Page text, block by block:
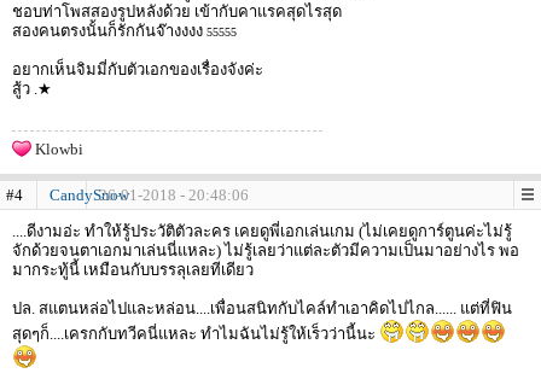
ชอบท่าโพสสองรูปหลังด้วย เข้ากับคาแรคสุดไรสุด
สองคนตรงนั้นก็รักกันจ๊างงงง 55555
อยากเห็นจิมมี่กับตัวเอกของเรื่องจังค่ะ
สู้ว .★
Klowbi
#4 CandySnow26-01-2018 - 20:48:06
....ดีงามอ่ะ ทำให้รู้ประวัติตัวละคร เคยดูพี่เอกเล่นเกม (ไม่เคยดูการ์ตูนค่ะไม่รู้
จักด้วยจนตาเอกมาเล่นนี่แหละ) ไม่รู้เลยว่าแต่ละตัวมีความเป็นมาอย่างไร พอ
มากระทู้นี้ เหมือนกับบรรลุเลยทีเดียว
ปล. สแตนหล่อไปและหล่อน....เพื่อนสนิทกับไคล์ทำเอาคิดไปไกล...... แต่ที่ฟิน
สุดๆก็....เครกกับทวีคนี่แหละ ทำไมฉันไม่รู้ให้เร็วว่านี้นะ